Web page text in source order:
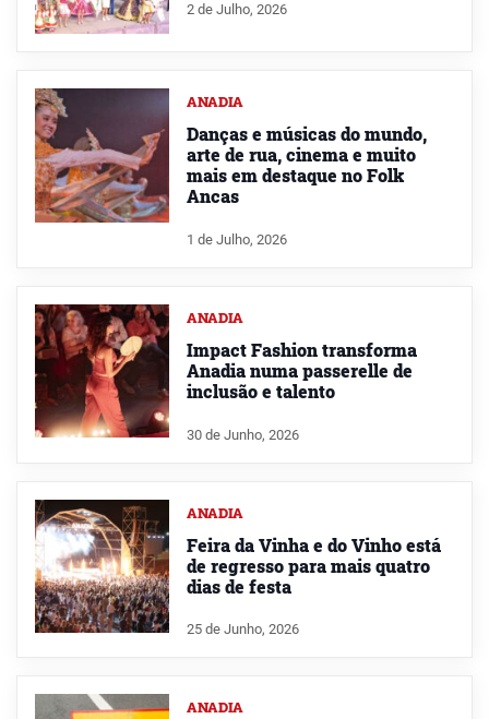
2 de Julho, 2026
ANADIA
Danças e músicas do mundo,
arte de rua, cinema e muito
mais em destaque no Folk
Ancas
1 de Julho, 2026
ANADIA
Impact Fashion transforma
Anadia numa passerelle de
inclusão e talento
30 de Junho, 2026
ANADIA
Feira da Vinha e do Vinho está
de regresso para mais quatro
dias de festa
25 de Junho, 2026
ANADIA